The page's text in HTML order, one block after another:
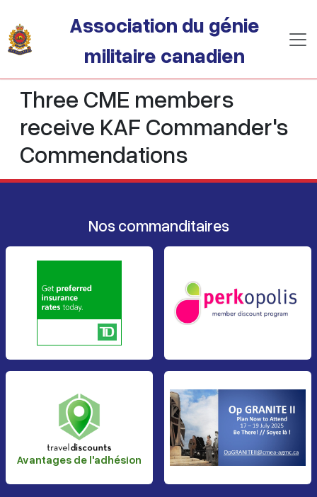
Association du génie
militaire canadien
Three CME members
receive KAF Commander's
Commendations
Nos commanditaires
Avantages de l'adhésion